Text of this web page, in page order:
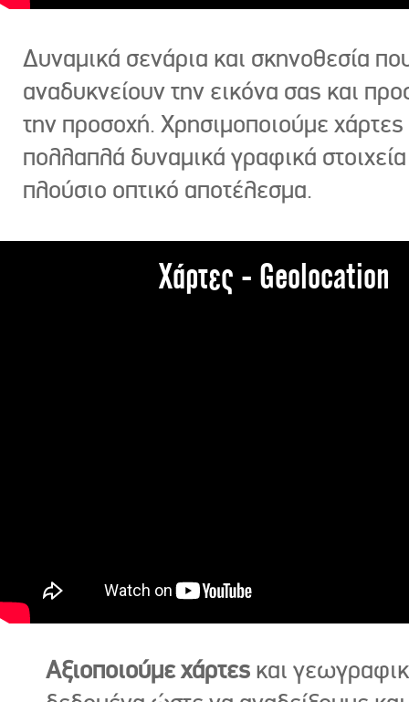
Δυναμικά σενάρια και σκηνοθεσία
αναδυκνείουν την εικόνα σας και
την προσοχή. Χρησιμοποιούμε χάρτες
πολλαπλά δυναμικά γραφικά στοιχεία
πλούσιο οπτικό αποτέλεσμα.
Χάρτες - Geolocation
Αξιοποιούμε χάρτες και